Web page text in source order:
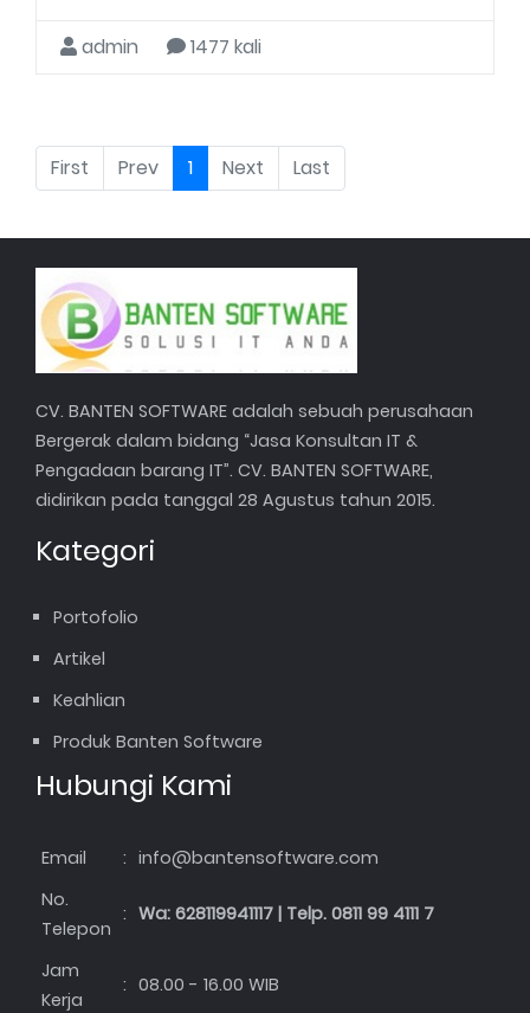
admin 1477 kali
First Prev 1(current)
Next Last
CV. BANTEN SOFTWARE adalah sebuah perusahaan
Bergerak dalam bidang “Jasa Konsultan IT &
Pengadaan barang IT”. CV. BANTEN SOFTWARE,
didirikan pada tanggal 28 Agustus tahun 2015.
Kategori
Portofolio
Artikel
Keahlian
Produk Banten Software
Hubungi Kami
Email : info@bantensoftware.com
No.
Telepon
: Wa: 628119941117 | Telp. 0811 99 4111 7
Jam
Kerja
: 08.00 - 16.00 WIB